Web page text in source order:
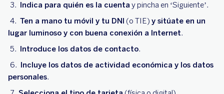
Indica para quién es la cuenta y pincha en ‘Siguiente’.
Ten a mano tu móvil y tu DNI (o TIE) y sitúate en un
lugar luminoso y con buena conexión a Internet.
Introduce los datos de contacto.
Incluye los datos de actividad económica y los datos
personales.